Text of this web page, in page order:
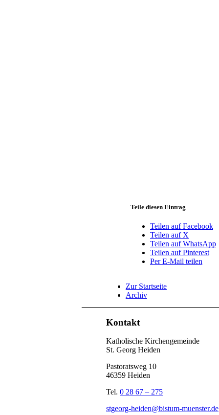
Teile diesen Eintrag
Teilen auf Facebook
Teilen auf X
Teilen auf WhatsApp
Teilen auf Pinterest
Per E-Mail teilen
Zur Startseite
Archiv
Kontakt
Katholische Kirchengemeinde
St. Georg Heiden
Pastoratsweg 10
46359 Heiden
Tel. 0 28 67 – 275
stgeorg-heiden@bistum-muenster.de